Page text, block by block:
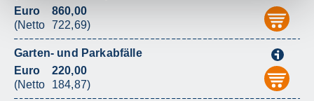
Euro
(Netto
860,00
722,69)
Garten- und Parkabfälle
Euro
(Netto
220,00
184,87)